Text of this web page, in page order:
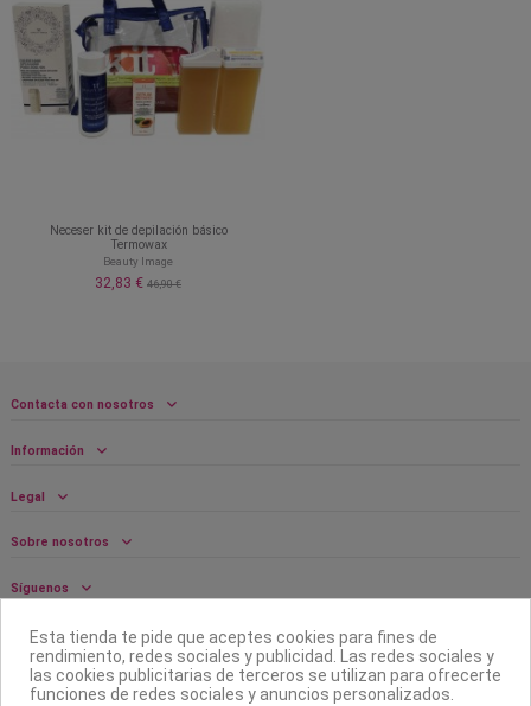
Neceser kit de depilación básico
Termowax
Beauty Image
32,83 € 46,90 €
Contacta con nosotros
Información
Legal
Sobre nosotros
Síguenos
Boletín
Esta tienda te pide que aceptes cookies para fines de
rendimiento, redes sociales y publicidad. Las redes sociales y
las cookies publicitarias de terceros se utilizan para ofrecerte
funciones de redes sociales y anuncios personalizados.